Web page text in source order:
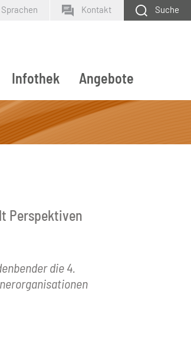
Sprachen Kontakt Suche
SUCHEN
Infothek Angebote
Perspektiven
die 4.